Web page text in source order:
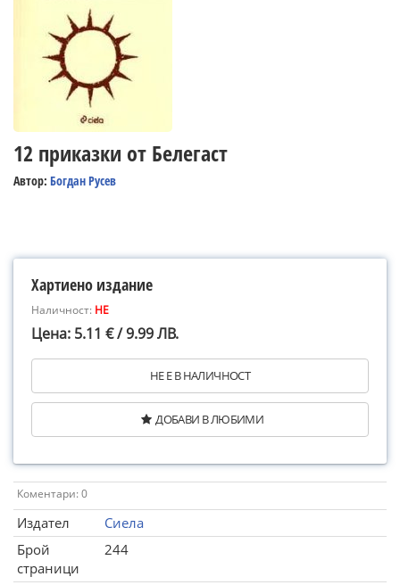
12 приказки от Белегаст
Автор: Богдан Русев
Хартиено издание
Наличност: НЕ
Цена: 5.11 € / 9.99 ЛВ.
НЕ Е В НАЛИЧНОСТ
ДОБАВИ В ЛЮБИМИ
Коментари: 0
Издател
Сиела
Брой
страници
244